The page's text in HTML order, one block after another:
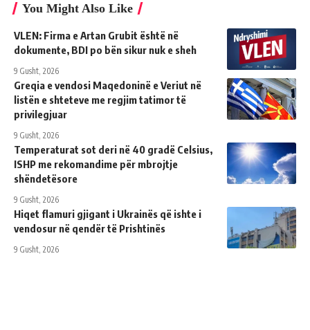
You Might Also Like
VLEN: Firma e Artan Grubit është në
dokumente, BDI po bën sikur nuk e sheh
9 Gusht, 2026
Greqia e vendosi Maqedoninë e Veriut në
listën e shteteve me regjim tatimor të
privilegjuar
9 Gusht, 2026
Temperaturat sot deri në 40 gradë Celsius,
ISHP me rekomandime për mbrojtje
shëndetësore
9 Gusht, 2026
Hiqet flamuri gjigant i Ukrainës që ishte i
vendosur në qendër të Prishtinës
9 Gusht, 2026